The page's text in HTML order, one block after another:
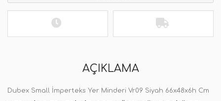
AÇIKLAMA
Dubex Small İmperteks Yer Minderi Vr09 Siyah 66x48x6h Cm